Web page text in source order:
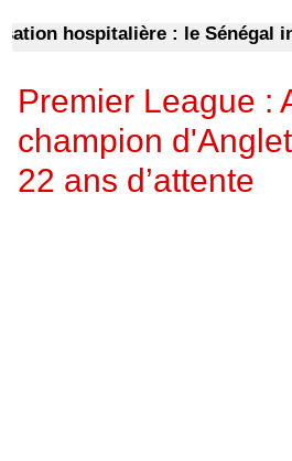
hospitalière : le Sénégal
Premier League :
champion
22 ans d’attente